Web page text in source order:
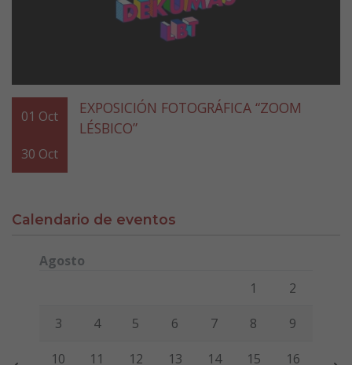
01 Oct
30 Oct
EXPOSICIÓN FOTOGRÁFICA “ZOOM
LÉSBICO”
Calendario de eventos
Agosto
Viernes Sábado
1 2
3 4 5 6 7 8 9
10 11 12 13 14 15 16